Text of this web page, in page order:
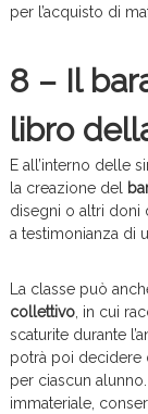
per l’acquisto di
8 – Il
libro
E all’interno delle
la creazione del
disegni o altri doni
a testimonianza di
La classe può
collettivo, in cui
scaturite durante
potrà poi decidere
per ciascun
immateriale,